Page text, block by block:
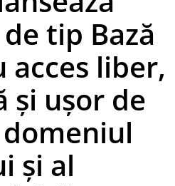
tip Bază
acces liber,
și ușor de
și al